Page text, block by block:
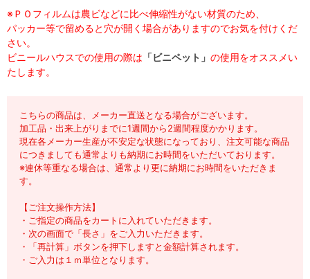
※ＰＯフィルムは農ビなどに比べ伸縮性がない材質のため、
パッカー等で留めると穴が開く場合がありますのでお気を付けくだ
さい。
ビニールハウスでの使用の際は 「ビニペット」 の使用をオススメい
たします。
こちらの商品は、メーカー直送となる場合がございます。
加工品・出来上がりまでに1週間から2週間程度かかります。
現在各メーカー生産が不安定な状態になっており、注文可能な商品
につきましても通常よりも納期にお時間をいただいております。
※連休等重なる場合は、通常より更に納期にお時間をいただきま
す。
【ご注文操作方法】
・ご指定の商品をカートに入れていただきます。
・次の画面で「長さ」をご入力いただきます。
・「再計算」ボタンを押下しますと金額計算されます。
・ご入力は１ｍ単位となります。